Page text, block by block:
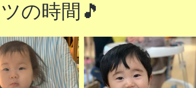
の時間🎵